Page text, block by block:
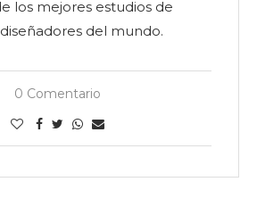
los mejores estudios de
del mundo.
0 Comentario